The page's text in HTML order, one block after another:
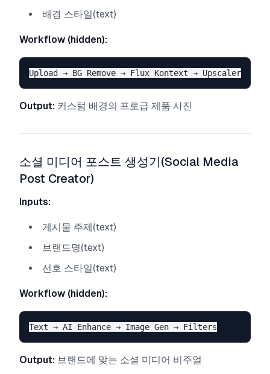
배경 스타일(text)
Workflow (hidden):
Output: 커스텀 배경의 프로급 제품 사진
소셜 미디어 포스트 생성기(Social Media
Post Creator)
Inputs:
게시물 주제(text)
브랜드명(text)
선호 스타일(text)
Workflow (hidden):
Output: 브랜드에 맞는 소셜 미디어 비주얼